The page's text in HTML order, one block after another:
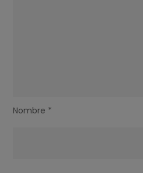
Nombre *